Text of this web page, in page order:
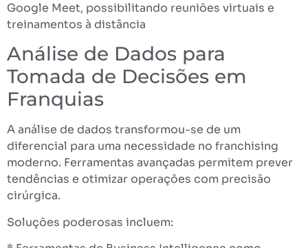
Google Meet, possibilitando reuniões virtuais e
treinamentos à distância
Análise de Dados para
Tomada de Decisões em
Franquias
A análise de dados transformou-se de um
diferencial para uma necessidade no franchising
moderno. Ferramentas avançadas permitem prever
tendências e otimizar operações com precisão
cirúrgica.
Soluções poderosas incluem: